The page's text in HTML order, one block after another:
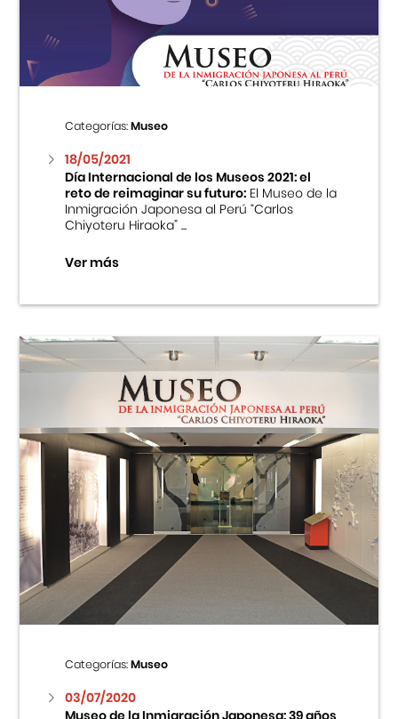
Centro Cultural Peruano Japonés
Cursos
Museo de la Inmigración Japonesa
Fondo Editorial
Teatro Peruano Japonés
Categorías:Museo
18/05/2021
Día Internacional de los Museos 2021: el
reto de reimaginar su futuro:El Museo de la
Inmigración Japonesa al Perú “Carlos
Chiyoteru Hiraoka” ...
Ver más
Categorías:Museo
03/07/2020